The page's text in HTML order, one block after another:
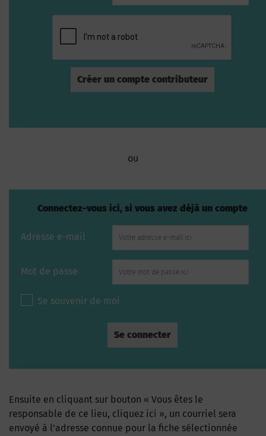
ou
Connectez-vous ici, si vous avez déjà un compte
Adresse e-mail
Mot de passe
Se souvenir de moi
Ensuite en cliquant sur bouton « Vous êtes le
responsable de ce lieu, cliquez ici », un courriel sera
envoyé à l’adresse connue pour la fiche sélectionnée